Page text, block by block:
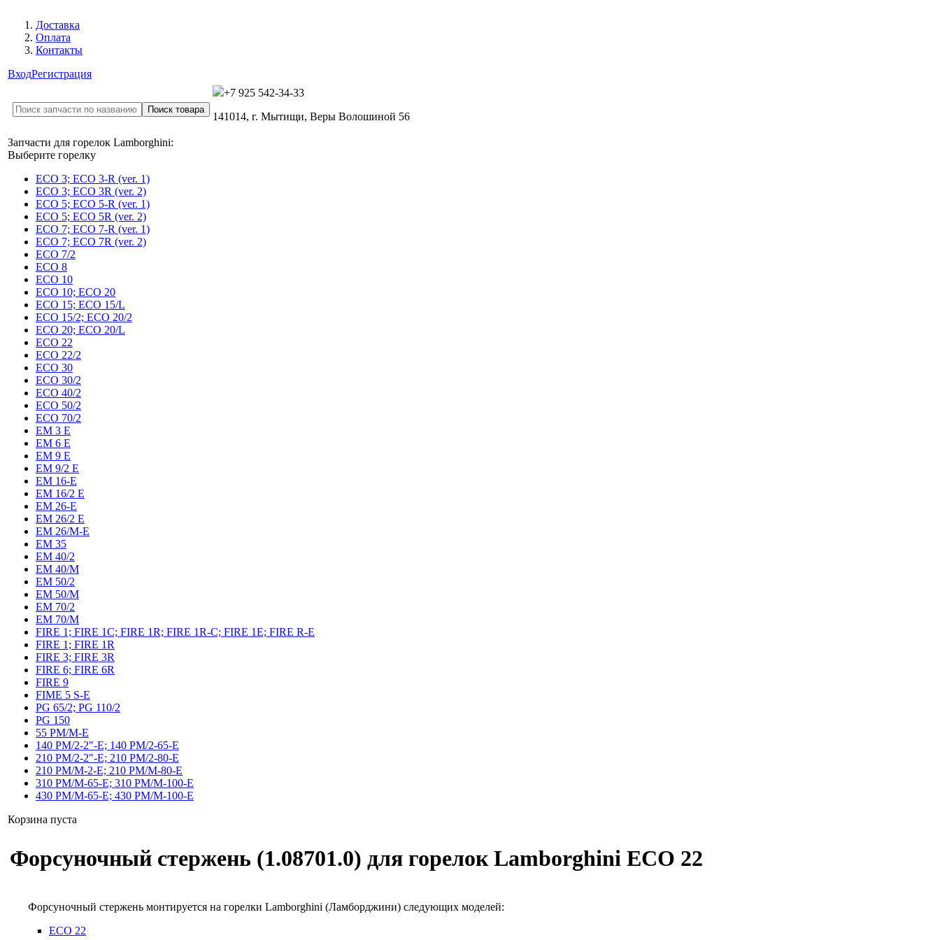
Доставка
Оплата
Контакты
ВходРегистрация
+7 925 542-34-33
141014, г. Мытищи, Веры Волошиной 56
Запчасти для горелок Lamborghini:
Выберите горелку
ECO 3; ECO 3-R (ver. 1)
ECO 3; ECO 3R (ver. 2)
ECO 5; ECO 5-R (ver. 1)
ECO 5; ECO 5R (ver. 2)
ECO 7; ECO 7-R (ver. 1)
ECO 7; ECO 7R (ver. 2)
ECO 7/2
ECO 8
ECO 10
ECO 10; ECO 20
ECO 15; ECO 15/L
ECO 15/2; ECO 20/2
ECO 20; ECO 20/L
ECO 22
ECO 22/2
ECO 30
ECO 30/2
ECO 40/2
ECO 50/2
ECO 70/2
EM 3 E
EM 6 E
EM 9 E
EM 9/2 E
EM 16-E
EM 16/2 E
EM 26-E
EM 26/2 E
EM 26/M-E
EM 35
EM 40/2
EM 40/M
EM 50/2
EM 50/M
EM 70/2
EM 70/M
FIRE 1; FIRE 1C; FIRE 1R; FIRE 1R-C; FIRE 1E; FIRE R-E
FIRE 1; FIRE 1R
FIRE 3; FIRE 3R
FIRE 6; FIRE 6R
FIRE 9
FIME 5 S-E
PG 65/2; PG 110/2
PG 150
55 PM/M-E
140 PM/2-2"-E; 140 PM/2-65-E
210 PM/2-2"-E; 210 PM/2-80-E
210 PM/M-2-E; 210 PM/M-80-E
310 PM/M-65-E; 310 PM/M-100-E
430 PM/M-65-E; 430 PM/M-100-E
Корзина пуста
Форсуночный стержень (1.08701.0) для горелок Lamborghini ECO 22
Форсуночный стержень монтируется на горелки Lamborghini (Ламборджини) следующих моделей:
ECO 22